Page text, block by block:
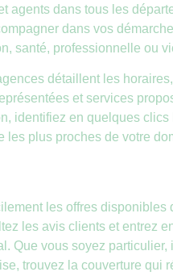
agents dans tous les
dans vos
santé, professionnelle ou
détaillent les
et services
identifiez en quelques
les plus proches de votre
les offres disponibles
les avis clients et entrez
Que vous soyez particulier,
trouvez la couverture qui